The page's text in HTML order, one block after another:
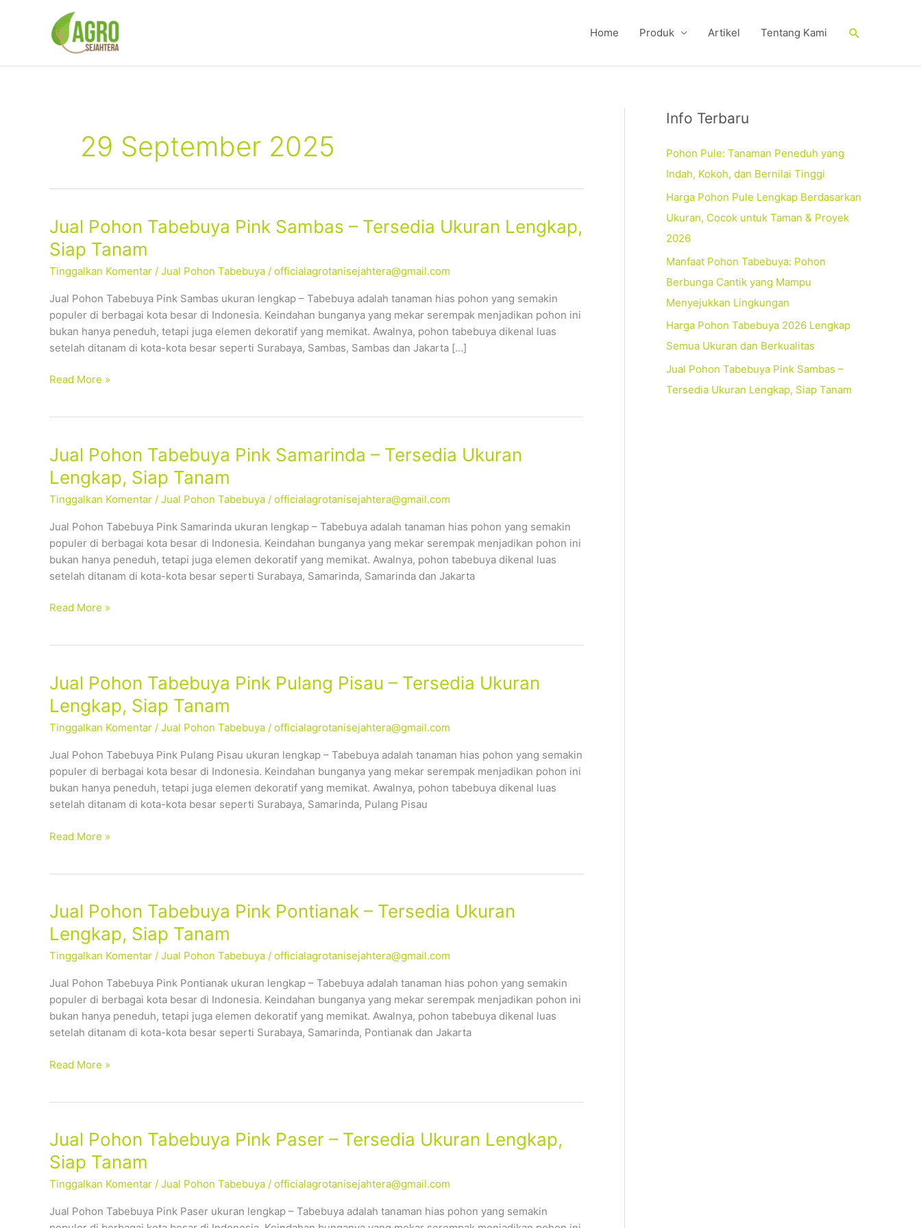
Home Produk Artikel Tentang Kami Cari
29 September 2025
Jual Pohon Tabebuya Pink Sambas – Tersedia Ukuran Lengkap,
Siap Tanam
Tinggalkan Komentar / Jual Pohon Tabebuya / officialagrotanisejahtera@gmail.com
Jual Pohon Tabebuya Pink Sambas ukuran lengkap – Tabebuya adalah tanaman hias pohon yang semakin
populer di berbagai kota besar di Indonesia. Keindahan bunganya yang mekar serempak menjadikan pohon ini
bukan hanya peneduh, tetapi juga elemen dekoratif yang memikat. Awalnya, pohon tabebuya dikenal luas
setelah ditanam di kota-kota besar seperti Surabaya, Sambas, Sambas dan Jakarta […]
Jual
Tabebuya
Pink
–
Tersedia
Ukuran
Lengkap,
Tanam
Read More »
Jual Pohon Tabebuya Pink Samarinda – Tersedia Ukuran
Lengkap, Siap Tanam
Tinggalkan Komentar / Jual Pohon Tabebuya / officialagrotanisejahtera@gmail.com
Jual Pohon Tabebuya Pink Samarinda ukuran lengkap – Tabebuya adalah tanaman hias pohon yang semakin
populer di berbagai kota besar di Indonesia. Keindahan bunganya yang mekar serempak menjadikan pohon ini
bukan hanya peneduh, tetapi juga elemen dekoratif yang memikat. Awalnya, pohon tabebuya dikenal luas
setelah ditanam di kota-kota besar seperti Surabaya, Samarinda, Samarinda dan Jakarta
Jual
Tabebuya
Pink
–
Tersedia
Ukuran
Lengkap,
Tanam
Read More »
Jual Pohon Tabebuya Pink Pulang Pisau – Tersedia Ukuran
Lengkap, Siap Tanam
Tinggalkan Komentar / Jual Pohon Tabebuya / officialagrotanisejahtera@gmail.com
Jual Pohon Tabebuya Pink Pulang Pisau ukuran lengkap – Tabebuya adalah tanaman hias pohon yang semakin
populer di berbagai kota besar di Indonesia. Keindahan bunganya yang mekar serempak menjadikan pohon ini
bukan hanya peneduh, tetapi juga elemen dekoratif yang memikat. Awalnya, pohon tabebuya dikenal luas
setelah ditanam di kota-kota besar seperti Surabaya, Samarinda, Pulang Pisau
Jual
Tabebuya
Pink
Pisau
–
Tersedia
Ukuran
Siap
Read More »
Jual Pohon Tabebuya Pink Pontianak – Tersedia Ukuran
Lengkap, Siap Tanam
Tinggalkan Komentar / Jual Pohon Tabebuya / officialagrotanisejahtera@gmail.com
Jual Pohon Tabebuya Pink Pontianak ukuran lengkap – Tabebuya adalah tanaman hias pohon yang semakin
populer di berbagai kota besar di Indonesia. Keindahan bunganya yang mekar serempak menjadikan pohon ini
bukan hanya peneduh, tetapi juga elemen dekoratif yang memikat. Awalnya, pohon tabebuya dikenal luas
setelah ditanam di kota-kota besar seperti Surabaya, Samarinda, Pontianak dan Jakarta
Jual
Tabebuya
Pink
–
Tersedia
Ukuran
Lengkap,
Tanam
Read More »
Jual Pohon Tabebuya Pink Paser – Tersedia Ukuran Lengkap,
Siap Tanam
Tinggalkan Komentar / Jual Pohon Tabebuya / officialagrotanisejahtera@gmail.com
Jual Pohon Tabebuya Pink Paser ukuran lengkap – Tabebuya adalah tanaman hias pohon yang semakin
Jual
Pohon
Tabebuya
Pink
–
Info Terbaru
Pohon Pule: Tanaman Peneduh yang
Indah, Kokoh, dan Bernilai Tinggi
Harga Pohon Pule Lengkap Berdasarkan
Ukuran, Cocok untuk Taman & Proyek
2026
Manfaat Pohon Tabebuya: Pohon
Berbunga Cantik yang Mampu
Menyejukkan Lingkungan
Harga Pohon Tabebuya 2026 Lengkap
Semua Ukuran dan Berkualitas
Jual Pohon Tabebuya Pink Sambas –
Tersedia Ukuran Lengkap, Siap Tanam